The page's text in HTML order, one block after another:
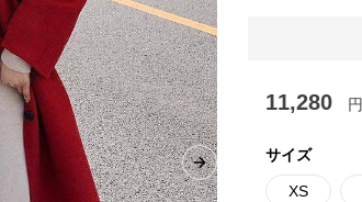
Next slide
11,280 円
サイズ
XS